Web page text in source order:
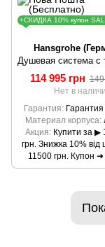
+СКИДКА 10% купон
Hansgrohe
114 995 грн 149
Нет в
Гарантия
Материал корпуса
Акция
Купити за ▶
грн. Знижка 10% від
11500 грн. Купон